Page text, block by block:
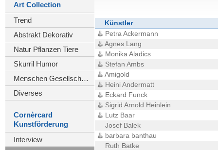
Neue Werke – Auswahl
Alle neuen Werke
Art Collection
Trend
Abstrakt Dekorativ
Natur Pflanzen Tiere
Skurril Humor
Menschen Gesellschaft
Diverses
Cornèrcard
Kunstförderung
Interview
Künstler
Petra Ackermann
Agnes Lang
Monika Aladics
Stefan Ambs
Amigold
Heini Andermatt
Eckard Funck
Sigrid Arnold Heinlein
Lutz Baar
Josef Balek
barbara banthau
Ruth Batke